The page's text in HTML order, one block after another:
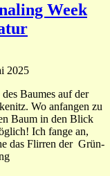
Week
2025
Baumes auf der
Wo anfangen zu
Baum in den Blick
Ich fange an,
das Flirren der Grün-